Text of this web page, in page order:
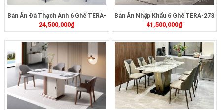
Bàn Ăn Đá Thạch Anh 6 Ghế TERA-
271
24,500,000₫
Bàn Ăn Nhập Khẩu 6 Ghế TERA-273
41,500,000₫